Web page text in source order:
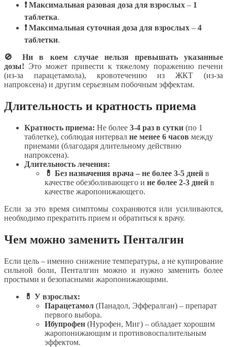
❗ Максимальная разовая доза для взрослых – 1
таблетка.
❗ Максимальная суточная доза для взрослых – 4
таблетки.
🚫 Ни в коем случае нельзя превышать указанные
дозы! Это может привести к тяжелому поражению печени
(из-за парацетамола), кровотечению из ЖКТ (из-за
напроксена) и другим серьезным побочным эффектам.
Длительность и кратность приема
Кратность приема: Не более 3-4 раз в сутки (по 1
таблетке), соблюдая интервал не менее 6 часов между
приемами (благодаря длительному действию
напроксена).
Длительность лечения:
💊 Без назначения врача – не более 3-5 дней в
качестве обезболивающего и не более 2-3 дней в
качестве жаропонижающего.
Если за это время симптомы сохраняются или усиливаются,
необходимо прекратить прием и обратиться к врачу.
Чем можно заменить Пенталгин
Если цель – именно снижение температуры, а не купирование
сильной боли, Пенталгин можно и нужно заменить более
простыми и безопасными жаропонижающими.
💊 У взрослых:
Парацетамол (Панадол, Эффералган) – препарат
первого выбора.
Ибупрофен (Нурофен, Миг) – обладает хорошим
жаропонижающим и противовоспалительным
эффектом.